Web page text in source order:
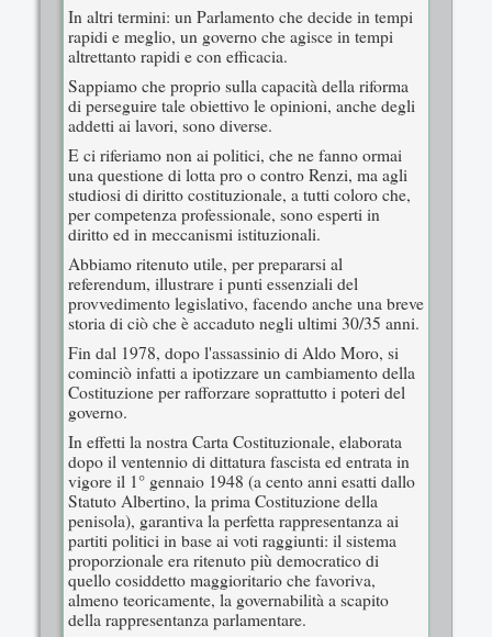
In altri termini: un Parlamento che decide in tempi
rapidi e meglio, un governo che agisce in tempi
altrettanto rapidi e con efficacia.
Sappiamo che proprio sulla capacità della riforma
di perseguire tale obiettivo le opinioni, anche degli
addetti ai lavori, sono diverse.
E ci riferiamo non ai politici, che ne fanno ormai
una questione di lotta pro o contro Renzi, ma agli
studiosi di diritto costituzionale, a tutti coloro che,
per competenza professionale, sono esperti in
diritto ed in meccanismi istituzionali.
Abbiamo ritenuto utile, per prepararsi al
referendum, illustrare i punti essenziali del
provvedimento legislativo, facendo anche una breve
storia di ciò che è accaduto negli ultimi 30/35 anni.
Fin dal 1978, dopo l'assassinio di Aldo Moro, si
cominciò infatti a ipotizzare un cambiamento della
Costituzione per rafforzare soprattutto i poteri del
governo.
In effetti la nostra Carta Costituzionale, elaborata
dopo il ventennio di dittatura fascista ed entrata in
vigore il 1° gennaio 1948 (a cento anni esatti dallo
Statuto Albertino, la prima Costituzione della
penisola), garantiva la perfetta rappresentanza ai
partiti politici in base ai voti raggiunti: il sistema
proporzionale era ritenuto più democratico di
quello cosiddetto maggioritario che favoriva,
almeno teoricamente, la governabilità a scapito
della rappresentanza parlamentare.